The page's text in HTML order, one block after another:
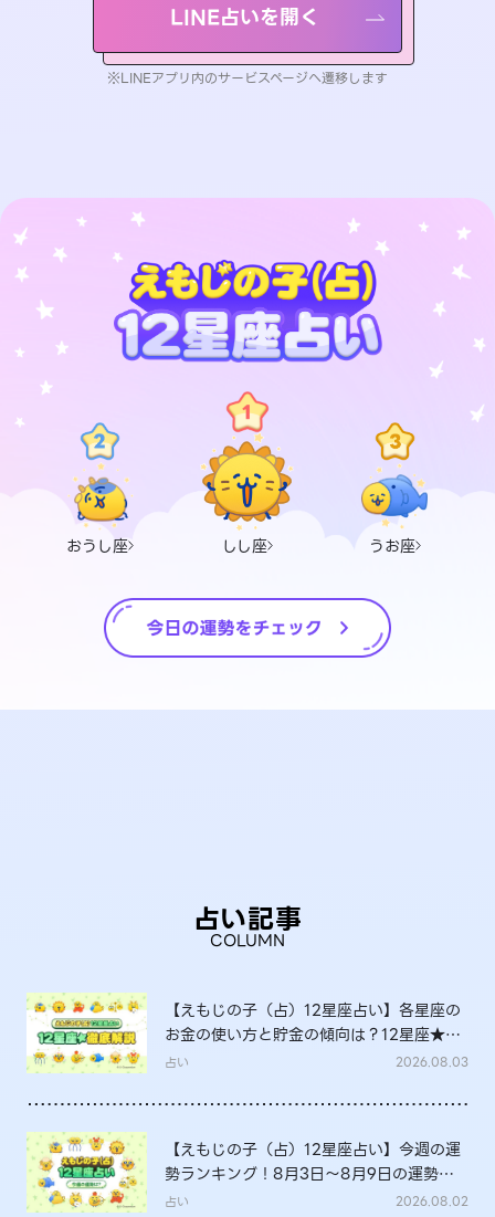
LINE占いを開く
※LINEアプリ内のサービスページへ遷移します
おうし座 しし座 うお座
占い記事
COLUMN
【えもじの子（占）12星座占い】各星座の
お金の使い方と貯金の傾向は？12星座★徹
底解説
占い 2026.08.03
【えもじの子（占）12星座占い】今週の運
勢ランキング！8月3日～8月9日の運勢
は？
占い 2026.08.02